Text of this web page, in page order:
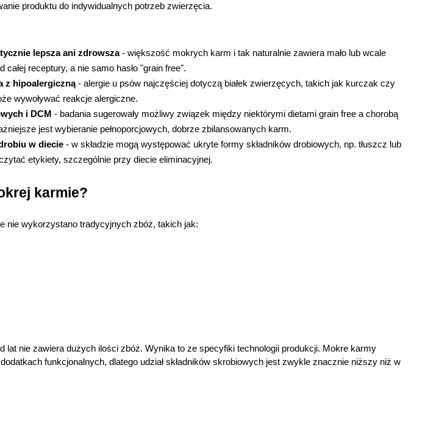
produktu do indywidualnych potrzeb zwierzęcia.
lepsza ani zdrowsza - większość mokrych karm i tak naturalnie zawiera mało lub wcale
receptury, a nie samo hasło "grain free".
z hipoalergiczną - alergie u psów najczęściej dotyczą białek zwierzęcych, takich jak kurczak czy
wywoływać reakcje alergiczne.
i DCM - badania sugerowały możliwy związek między niektórymi dietami grain free a chorobą
jest wybieranie pełnoporcjowych, dobrze zbilansowanych karm.
w diecie - w składzie mogą występować ukryte formy składników drobiowych, np. tłuszcz lub
etykiety, szczególnie przy diecie eliminacyjnej.
karmie?
nie wykorzystano tradycyjnych zbóż, takich jak:
lat nie zawiera dużych ilości zbóż. Wynika to ze specyfiki technologii produkcji. Mokre karmy
funkcjonalnych, dlatego udział składników skrobiowych jest zwykle znacznie niższy niż w